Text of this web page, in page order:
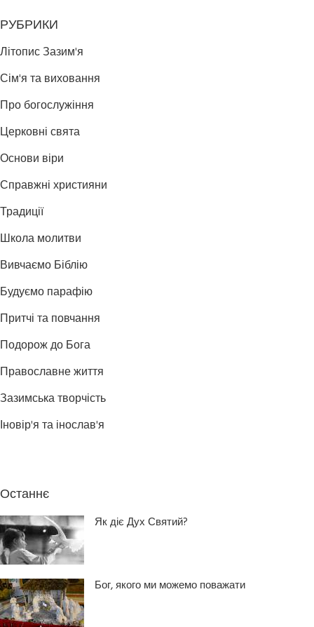
РУБРИКИ
Літопис Зазим'я
Сім'я та виховання
Про богослужіння
Церковні свята
Основи віри
Справжні християни
Традиції
Школа молитви
Вивчаємо Біблію
Будуємо парафію
Притчі та повчання
Подорож до Бога
Православне життя
Зазимська творчість
Іновір'я та інослав'я
Останнє
Як діє Дух Святий?
Бог, якого ми можемо поважати